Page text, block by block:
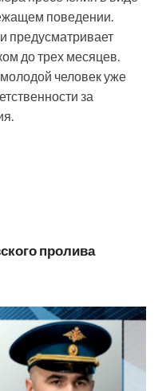
поведении.
предусматривает
до трех месяцев.
человек уже
за
пролива